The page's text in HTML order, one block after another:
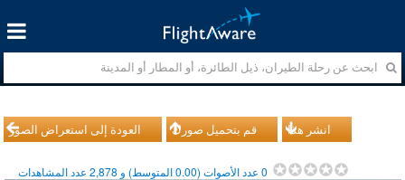
العودة إلى استعراض الصور قم بتحميل صورك انشر هذا
0عدد الأصوات (0.00المتوسط) و 2,878عدد المشاهدات